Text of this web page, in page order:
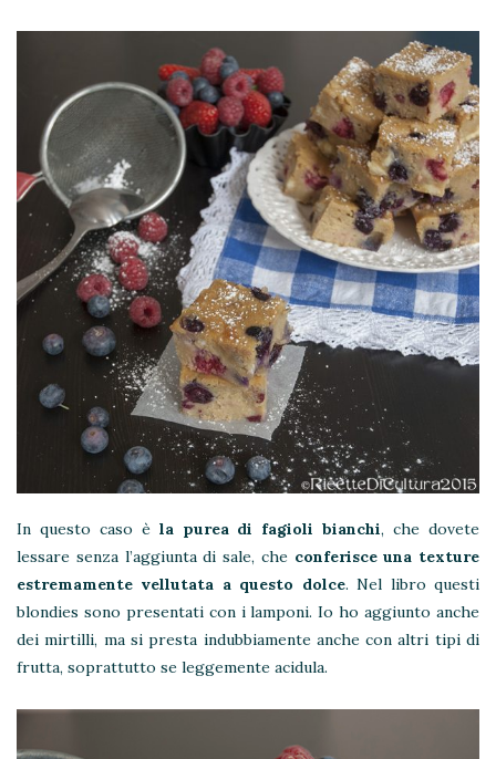
In questo caso è la purea di fagioli bianchi, che dovete
lessare senza l’aggiunta di sale, che conferisce una texture
estremamente vellutata a questo dolce. Nel libro questi
blondies sono presentati con i lamponi. Io ho aggiunto anche
dei mirtilli, ma si presta indubbiamente anche con altri tipi di
frutta, soprattutto se leggemente acidula.